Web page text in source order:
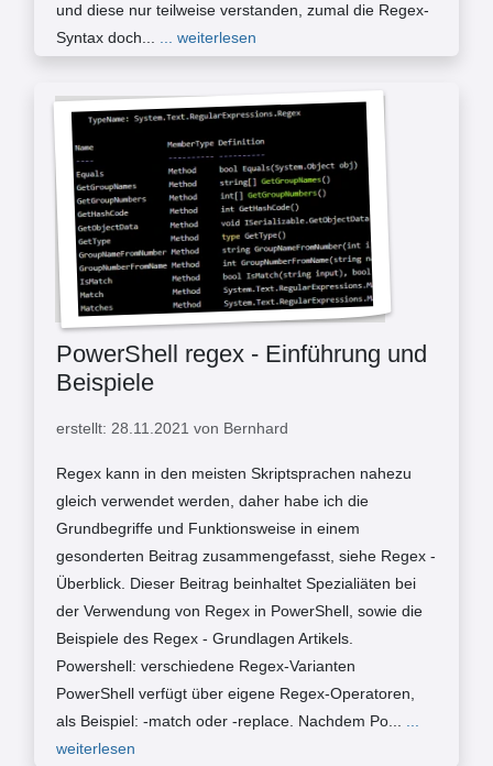
und diese nur teilweise verstanden, zumal die Regex-
Syntax doch... ... weiterlesen
PowerShell regex - Einführung und
Beispiele
erstellt: 28.11.2021 von Bernhard
Regex kann in den meisten Skriptsprachen nahezu
gleich verwendet werden, daher habe ich die
Grundbegriffe und Funktionsweise in einem
gesonderten Beitrag zusammengefasst, siehe Regex -
Überblick. Dieser Beitrag beinhaltet Spezialiäten bei
der Verwendung von Regex in PowerShell, sowie die
Beispiele des Regex - Grundlagen Artikels.
Powershell: verschiedene Regex-Varianten
PowerShell verfügt über eigene Regex-Operatoren,
als Beispiel: -match oder -replace. Nachdem Po...
weiterlesen